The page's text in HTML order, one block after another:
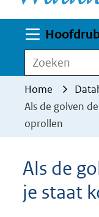
website
worden
toegestaan
geweigerd.
Zoeken
Home
Als de golven
oprollen
Als de
je staat